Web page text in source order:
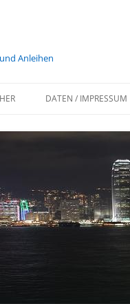
Anleihen
DATEN / IMPRESSUM